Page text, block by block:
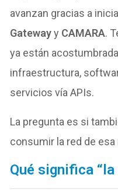
avanzan gracias a
Gatewayy CAMARA.
ya están
infraestructura,
servicios vía APIs.
La pregunta es si
consumir la red de esa
Qué significa